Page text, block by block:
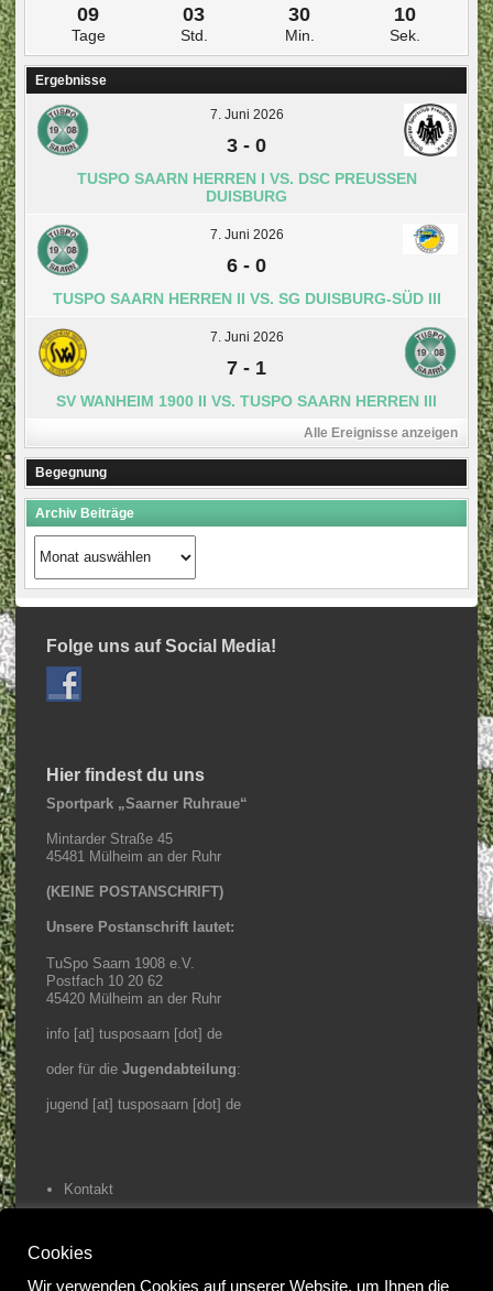
09
Tage
03
Std.
30
Min.
09
Sek.
Ergebnisse
7. Juni 2026
3 - 0
TUSPO SAARN HERREN I VS. DSC PREUSSEN D
UISBURG
7. Juni 2026
6 - 0
TUSPO SAARN HERREN II VS. SG DUISBURG-SÜD III
7. Juni 2026
7 - 1
SV WANHEIM 1900 II VS. TUSPO SAARN HERREN III
Alle Ereignisse anzeigen
Begegnung
Archiv Beiträge
Archiv
Beiträge
Folge uns auf Social Media!
Hier findest du uns
Sportpark „Saarner Ruhraue“
Mintarder Straße 45
45481 Mülheim an der Ruhr
(KEINE POSTANSCHRIFT)
Unsere Postanschrift lautet:
TuSpo Saarn 1908 e.V.
Postfach 10 20 62
45420 Mülheim an der Ruhr
info [at] tusposaarn [dot] de
oder für die Jugendabteilung:
jugend [at] tusposaarn [dot] de
Kontakt
Home
Cookies
Wir verwenden Cookies auf unserer Website, um Ihnen die